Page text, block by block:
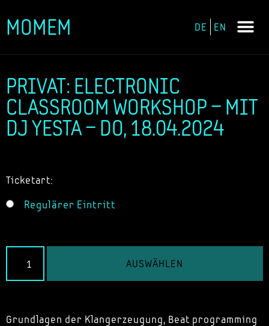
Zum
MOMEM DE EN
PRIVAT: ELECTRONIC
CLASSROOM WORKSHOP – MIT
DJ YESTA – DO, 18.04.2024
Ticketart:
Regulärer Eintritt
AUSWÄHLEN
Grundlagen der Klangerzeugung, Beat programming